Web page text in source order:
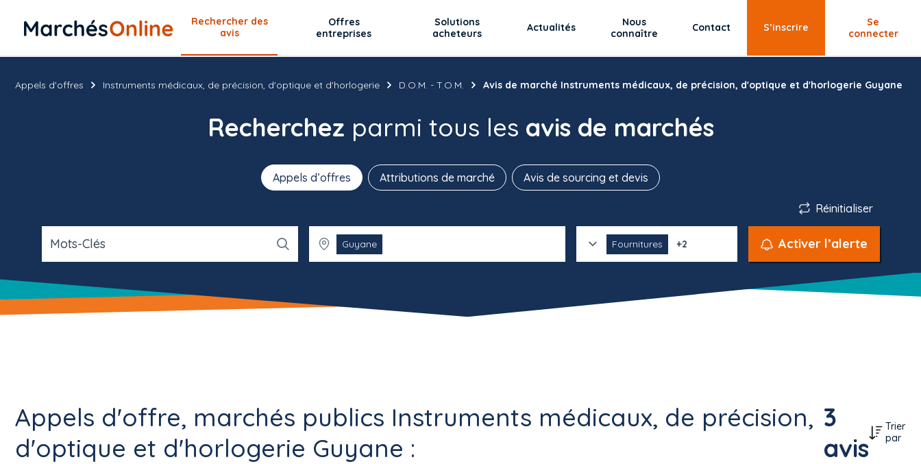
Rechercher des
avis
Offres
entreprises
Solutions
acheteurs
Actualités
Nous
connaître
Contact S’inscrire
Se
connecter
Recherchez parmi tous les avis de marchés
Appels d’offres Attributions de marché Avis de sourcing et devis
Réinitialiser
Mots-Clés Guyane Fournitures +2 Activer l’alerte
Appels d'offres Instruments médicaux, de précision, d'optique et d'horlogerie D.O.M. - T.O.M. Avis de marché Instruments médicaux, de précision, d'optique et d'horlogerie Guyane
Appels d'offre, marchés publics Instruments médicaux, de précision,
d'optique et d'horlogerie Guyane :
3
avis
Trier
par